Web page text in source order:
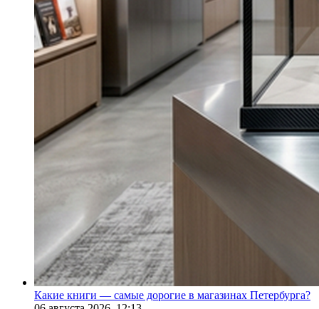
Какие книги — самые дорогие в магазинах Петербурга?